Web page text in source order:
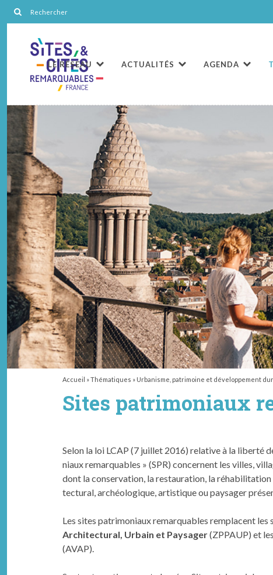
LE RÉSEAU ACTUALITÉS AGENDA
Accueil »Thématiques » Urbanisme, patrimoine et développement
Sites patrimoniaux
Selon la loi LCAP (7 juillet 2016) relative à la liberté
ni­aux remar­quables » (SPR) con­cer­nent les villes,
dont la con­ser­va­tion, la restau­ra­tion, la
tec­tur­al, archéologique, artis­tique ou paysager
Les sites pat­ri­mo­ni­aux remar­quables rem­pla­cent les
Architectural, Urbain et Paysager(ZPPAUP) et les
(AVAP).